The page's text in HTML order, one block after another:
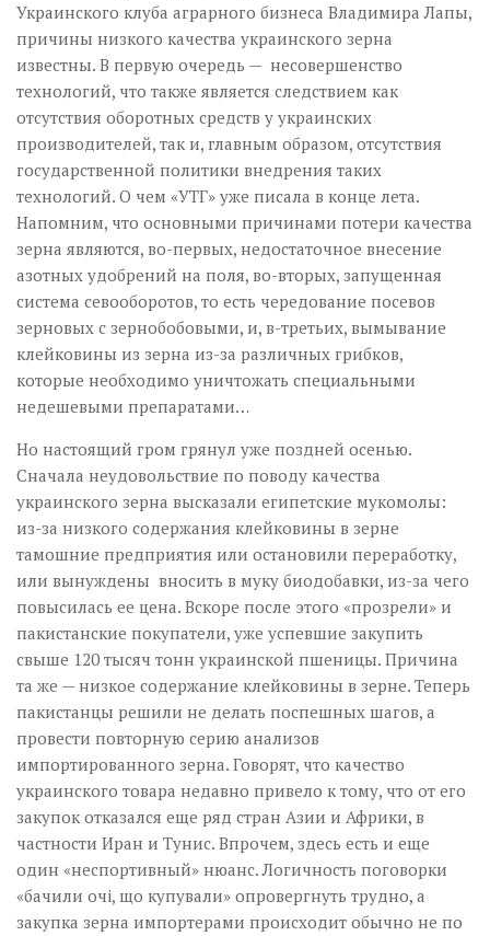
Украинского клуба аграрного бизнеса Владимира Лапы,
причины низкого качества украинского зерна
известны. В первую очередь — несовершенство
технологий, что также является следствием как
отсутствия оборотных средств у украинских
производителей, так и, главным образом, отсутствия
государственной политики внедрения таких
технологий. О чем «УТГ» уже писала в конце лета.
Напомним, что основными причинами потери качества
зерна являются, во-первых, недостаточное внесение
азотных удобрений на поля, во-вторых, запущенная
система севооборотов, то есть чередование посевов
зерновых с зернобобовыми, и, в-третьих, вымывание
клейковины из зерна из-за различных грибков,
которые необходимо уничтожать специальными
недешевыми препаратами…
Но настоящий гром грянул уже поздней осенью.
Сначала неудовольствие по поводу качества
украинского зерна высказали египетские мукомолы:
из-за низкого содержания клейковины в зерне
тамошние предприятия или остановили переработку,
или вынуждены вносить в муку биодобавки, из-за чего
повысилась ее цена. Вскоре после этого «прозрели» и
пакистанские покупатели, уже успевшие закупить
свыше 120 тысяч тонн украинской пшеницы. Причина
та же — низкое содержание клейковины в зерне. Теперь
пакистанцы решили не делать поспешных шагов, а
провести повторную серию анализов
импортированного зерна. Говорят, что качество
украинского товара недавно привело к тому, что от его
закупок отказался еще ряд стран Азии и Африки, в
частности Иран и Тунис. Впрочем, здесь есть и еще
один «неспортивный» нюанс. Логичность поговорки
«бачили очі, що купували» опровергнуть трудно, а
закупка зерна импортерами происходит обычно не по